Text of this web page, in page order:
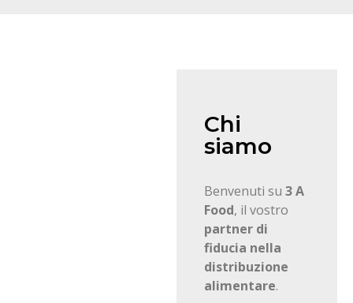
Chi
siamo
Benvenuti su 3 A
Food, il vostro
partner di
fiducia nella
distribuzione
alimentare.